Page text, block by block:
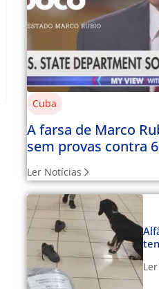
Cuba
A farsa de Marco
sem provas contra
Ler Notícias